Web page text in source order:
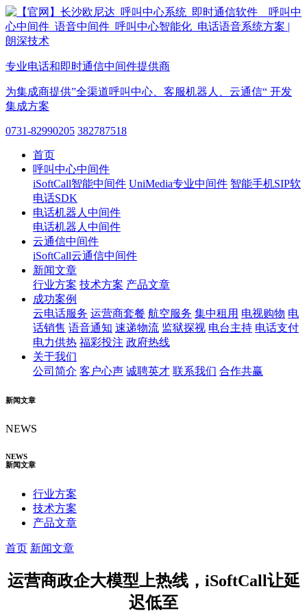
专业电话和即时通信中间件提供商
为集成商提供”全渠道呼叫中心、客服机器人、云通信“ 开发
集成方案
0731-82990205 382787518
首页
呼叫中心中间件
iSoftCall智能中间件 UniMedia专业中间件 智能手机SIP软
电话SDK
电话机器人中间件
电话机器人中间件
云通信中间件
iSoftCall云通信中间件
新闻文章
行业方案 技术方案 产品文章
成功案例
云电话服务 运营商套餐 航空服务 集中租用 电视购物 电
话销售 语音通知 速递物流 监狱探视 电台主持 电话支付
电力供热 福彩投注 政府热线
关于我们
公司简介 客户心声 诚聘英才 联系我们 合作共赢
新闻文章
NEWS
NEWS
新闻文章
行业方案
技术方案
产品文章
首页 新闻文章
运营商政企大模型上热线，iSoftCall让延
迟低至